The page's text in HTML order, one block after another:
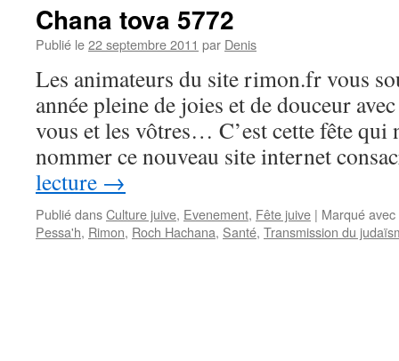
Chana tova 5772
Publié le22 septembre 2011 par Denis
Les animateurs du site rimon.fr vous
année pleine de joies et de douceur
vous et les vôtres… C’est cette fête qui
nommer ce nouveau site internet
lecture →
Publié dansCulture juive, Evenement, Fête juive | Marqué avec
Pessa'h, Rimon, Roch Hachana, Santé, Transmission du